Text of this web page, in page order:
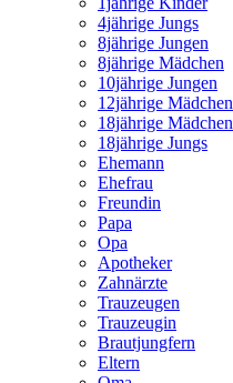
4jährige Jungs
8jährige Jungen
8jährige Mädchen
10jährige Jungen
12jährige Mädchen
18jährige Mädchen
18jährige Jungs
Ehemann
Ehefrau
Freundin
Papa
Opa
Apotheker
Zahnärzte
Trauzeugen
Trauzeugin
Brautjungfern
Eltern